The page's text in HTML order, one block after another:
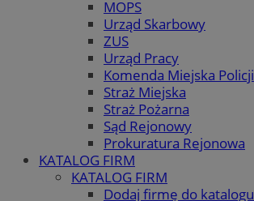
MOPS
Urząd Skarbowy
ZUS
Urząd Pracy
Komenda Miejska Policji
Straż Miejska
Straż Pożarna
Sąd Rejonowy
Prokuratura Rejonowa
KATALOG FIRM
KATALOG FIRM
Dodaj firmę do katalogu